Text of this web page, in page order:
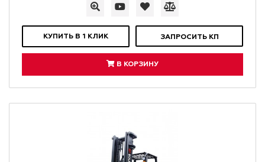
КУПИТЬ В 1 КЛИК ЗАПРОСИТЬ КП
В КОРЗИНУ